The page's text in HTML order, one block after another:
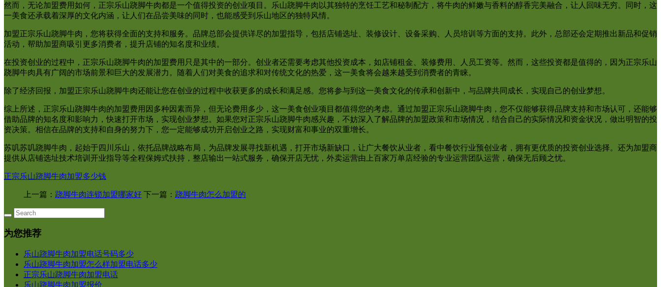
然而，无论加盟费用如何，正宗乐山跷脚牛肉都是一个值得投资的创业项目。乐山跷脚牛肉以其独特的烹饪工艺和秘制配方，将牛肉的鲜嫩与香料的醇香完美融合，让人回味无穷。同时，这
一美食还承载着深厚的文化内涵，让人们在品尝美味的同时，也能感受到乐山地区的独特风情。
加盟正宗乐山跷脚牛肉，您将获得全面的支持和服务。品牌总部会提供详尽的加盟指导，包括店铺选址、装修设计、设备采购、人员培训等方面的支持。此外，总部还会定期推出新品和促销
活动，帮助加盟商吸引更多消费者，提升店铺的知名度和业绩。
在投资创业的过程中，正宗乐山跷脚牛肉的加盟费用只是其中的一部分。创业者还需要考虑其他投资成本，如店铺租金、装修费用、人员工资等。然而，这些投资都是值得的，因为正宗乐山
跷脚牛肉具有广阔的市场前景和巨大的发展潜力。随着人们对美食的追求和对传统文化的热爱，这一美食将会越来越受到消费者的青睐。
除了经济回报，加盟正宗乐山跷脚牛肉还能让您在创业的过程中收获更多的成长和满足感。您将参与到这一美食文化的传承和创新中，与品牌共同成长，实现自己的创业梦想。
综上所述，正宗乐山跷脚牛肉的加盟费用因多种因素而异，但无论费用多少，这一美食创业项目都值得您的考虑。通过加盟正宗乐山跷脚牛肉，您不仅能够获得品牌支持和市场认可，还能够
借助品牌的知名度和影响力，快速打开市场，实现创业梦想。如果您对正宗乐山跷脚牛肉感兴趣，不妨深入了解品牌的加盟政策和市场情况，结合自己的实际情况和资金状况，做出明智的投
资决策。相信在品牌的支持和自身的努力下，您一定能够成功开启创业之路，实现财富和事业的双重增长。
苏叽苏叽跷脚牛肉，起始于四川乐山，依托品牌战略布局，为品牌发展寻找新机遇，打开市场新缺口，让广大餐饮从业者，看中餐饮行业预创业者，拥有更优质的投资创业选择。还为加盟商
提供从店铺选址技术培训开业指导等全程保姆式扶持，整店输出一站式服务，确保开店无忧，外卖运营由上百家万单店经验的专业运营团队运营，确保无后顾之忧。
正宗乐山跷脚牛肉加盟多少钱
上一篇： 跷脚牛肉连锁加盟哪家好 下一篇： 跷脚牛肉怎么加盟的
为您推荐
乐山跷脚牛肉加盟电话号码多少
乐山跷脚牛肉加盟怎么样加盟电话多少
正宗乐山跷脚牛肉加盟电话
乐山跷脚牛肉加盟报价